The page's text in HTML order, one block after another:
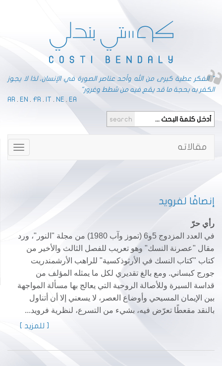
" الفكر عطية كبرى من الله وأحد عناصر الصورة في الإنسان، لذا لا يجوز
الكفر به بحجة ما قد يقع فيه من شطط وغرور"
AR . EN . FR . IT . NE . EA
مقالاته
إنصافًا لفرويد
رأي حرّ
في العدد المزدوج 5و6 (تموز وآب 1980) من مجلة "النور"، ورد
مقال "عصرنة النسك" وهو تعريب للفصل الثالث والأخير من
كتاب "كتاب النسك في الأرثوذكسية" للراهب الأرشمندريت
جورج كبساني. ومع بالغ تقديري لكل ما يمثله المؤلف من
قداسة السيرة وللأصالة الروحية التي يعالج بها مسألة المواجهة
بين الإيمان المسيحي وأوضاع العصر، لا يسعني إلا أن أتناول
بالنقد مقعطًا تعرّض فيه، بشيء من التسرع، لنظرية فرويد...
[ للمزيد ]